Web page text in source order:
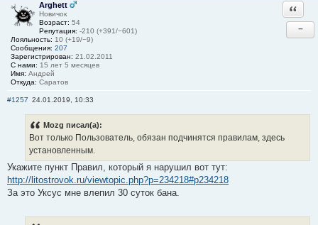
Arghett
Новичок
Возраст: 54
Репутация: -210 (+391/−601)
Лояльность: 10 (+19/−9)
Сообщения: 207
Зарегистрирован: 21.02.2011
С нами: 15 лет 5 месяцев
Имя: Андрей
Откуда: Саратов
−
#1257 24.01.2019, 10:33
Mozg писал(а):
Вот только Пользователь, обязан подчинятся правилам, здесь
установленным.
Укажите пункт Правил, который я нарушил вот тут:
http://litostrovok.ru/viewtopic.php?p=234218#p234218
За это Уксус мне влепил 30 суток бана.